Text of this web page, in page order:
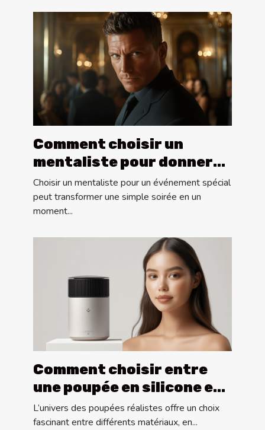
Comment choisir un
mentaliste pour donner
vie à vos événements
spéciaux
Choisir un mentaliste pour un événement spécial
peut transformer une simple soirée en un
moment...
Comment choisir entre
une poupée en silicone et
une en TPE ?
L’univers des poupées réalistes offre un choix
fascinant entre différents matériaux, en...